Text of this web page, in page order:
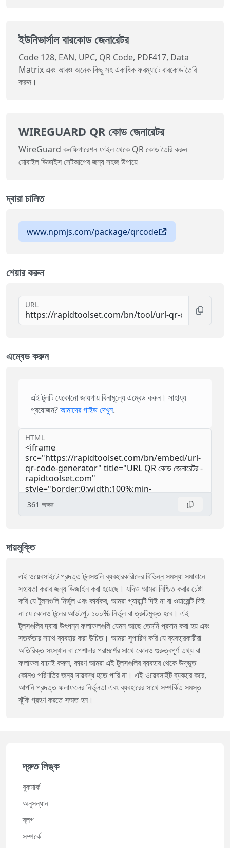
ইউনিভার্সাল বারকোড জেনারেটর
Code 128, EAN, UPC, QR Code, PDF417, Data
Matrix এবং আরও অনেক কিছু সহ একাধিক ফরম্যাটে বারকোড তৈরি
করুন।
WIREGUARD QR কোড জেনারেটর
WireGuard কনফিগারেশন ফাইল থেকে QR কোড তৈরি করুন
মোবাইল ডিভাইস সেটআপের জন্য সহজ উপায়ে
দ্বারা চালিত
www.npmjs.com/package/qrcode
শেয়ার করুন
URL
এম্বেড করুন
এই টুলটি যেকোনো জায়গায় বিনামূল্যে এম্বেড করুন। সাহায্য
প্রয়োজন?আমাদের গাইড দেখুন.
HTML
361 অক্ষর
দায়মুক্তি
এই ওয়েবসাইটে প্রদত্ত টুলসগুলি ব্যবহারকারীদের বিভিন্ন সমস্যা সমাধানে
সহায়তা করার জন্য ডিজাইন করা হয়েছে। যদিও আমরা নিশ্চিত করার চেষ্টা
করি যে টুলসগুলি নির্ভুল এবং কার্যকর, আমরা গ্যারান্টি দিই না বা ওয়ারেন্টি দিই
না যে কোনও টুলের আউটপুট ১০০% নির্ভুল বা ত্রুটিমুক্ত হবে। এই
টুলসগুলির দ্বারা উৎপন্ন ফলাফলগুলি যেমন আছে তেমনি প্রদান করা হয় এবং
সতর্কতার সাথে ব্যবহার করা উচিত। আমরা সুপারিশ করি যে ব্যবহারকারীরা
অতিরিক্ত সংস্থান বা পেশাদার পরামর্শের সাথে কোনও গুরুত্বপূর্ণ তথ্য বা
ফলাফল যাচাই করুন, কারণ আমরা এই টুলসগুলির ব্যবহার থেকে উদ্ভূত
কোনও পরিণতির জন্য দায়বদ্ধ হতে পারি না। এই ওয়েবসাইট ব্যবহার করে,
আপনি প্রদত্ত ফলাফলের নির্ভুলতা এবং ব্যবহারের সাথে সম্পর্কিত সমস্ত
ঝুঁকি গ্রহণ করতে সম্মত হন।
দ্রুত লিঙ্ক
বুকমার্ক
অনুসন্ধান
ব্লগ
সম্পর্কে